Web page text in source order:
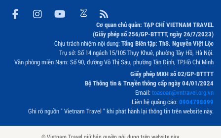
Cơ quan chủ quản: TẠP CHÍ VIETNAM TRAVEL
(Giấy phép số 256/GP-BTTTT, ngày 26/7/2023)
Chịu trách nhiệm nội dung: Tổng Biên tập: ThS. Nguyễn Việt Lộc
Trụ sở: Số 14 ngách 15/105 Thụy Khuê, phường Tây Hồ, Hà Nội.
Văn phòng miền Nam: Số 90, đường Võ Thị Sáu, phường Tân Định, TP.Hồ Chí Minh
Giấy phép MXH số 02/GP-BTTTT
Bộ Thông tin & Truyền thông cấp ngày 04/01/2024
Email:toasoan@vntravel.org.vn
Liên hệ quảng cáo: 0904798099
Ghi rõ nguồn " Vietnam Travel " khi phát hành lại thông tin trên website này.